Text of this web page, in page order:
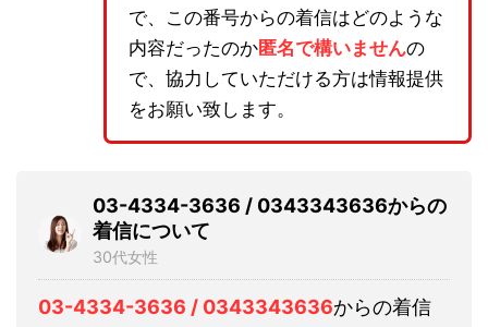
で、この番号からの着信はどのような
内容だったのか匿名で構いませんの
で、協力していただける方は情報提供
をお願い致します。
03-4334-3636 / 0343343636からの
着信について
30代女性
03-4334-3636 / 0343343636からの着信